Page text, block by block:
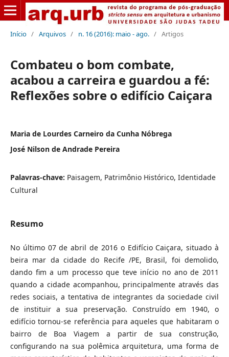
Início / Arquivos / n. 16 (2016): maio - ago. / Artigos
Combateu o bom combate,
acabou a carreira e guardou a fé:
Reflexões sobre o edifício Caiçara
Maria de Lourdes Carneiro da Cunha Nóbrega
José Nilson de Andrade Pereira
Palavras-chave: Paisagem, Patrimônio Histórico, Identidade
Cultural
Resumo
No último 07 de abril de 2016 o Edifício Caiçara, situado à
beira mar da cidade do Recife /PE, Brasil, foi demolido,
dando fim a um processo que teve início no ano de 2011
quando a cidade acompanhou, principalmente através das
redes sociais, a tentativa de integrantes da sociedade civil
de instituir a sua preservação. Construído em 1940, o
edifício tornou-se referência para aqueles que habitaram o
bairro de Boa Viagem a partir de sua construção,
configurando na sua polêmica arquitetura, uma forma de